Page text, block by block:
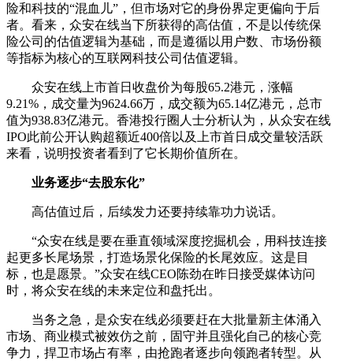
险和科技的“混血儿”，但市场对它的身份界定更偏向于后
者。看来，众安在线当下所获得的高估值，不是以传统保
险公司的估值逻辑为基础，而是遵循以用户数、市场份额
等指标为核心的互联网科技公司估值逻辑。
众安在线上市首日收盘价为每股65.2港元，涨幅
9.21%，成交量为9624.66万，成交额为65.14亿港元，总市
值为938.83亿港元。香港投行圈人士分析认为，从众安在线
IPO此前公开认购超额近400倍以及上市首日成交量较活跃
来看，说明投资者看到了它长期价值所在。
业务逐步“去股东化”
高估值过后，后续发力还要持续靠功力说话。
“众安在线是要在垂直领域深度挖掘机会，用科技连接
起更多长尾场景，打造场景化保险的长尾效应。这是目
标，也是愿景。”众安在线CEO陈劲在昨日接受媒体访问
时，将众安在线的未来定位和盘托出。
当务之急，是众安在线必须要赶在大批量新主体涌入
市场、商业模式被效仿之前，固守并且强化自己的核心竞
争力，捍卫市场占有率，由抢跑者逐步向领跑者转型。从